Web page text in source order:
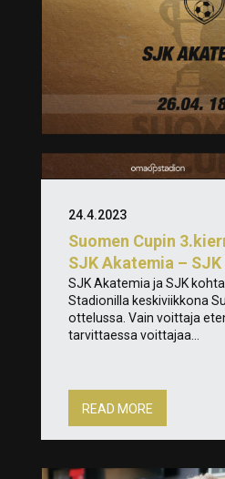
Suomen Cupin
SJK Akatemia –
24.4.2023
SJK Akatemia ja SJK
Stadionilla keskiviikkona
ottelussa. Vain voittaja
tarvittaessa voittajaa...
READ MORE